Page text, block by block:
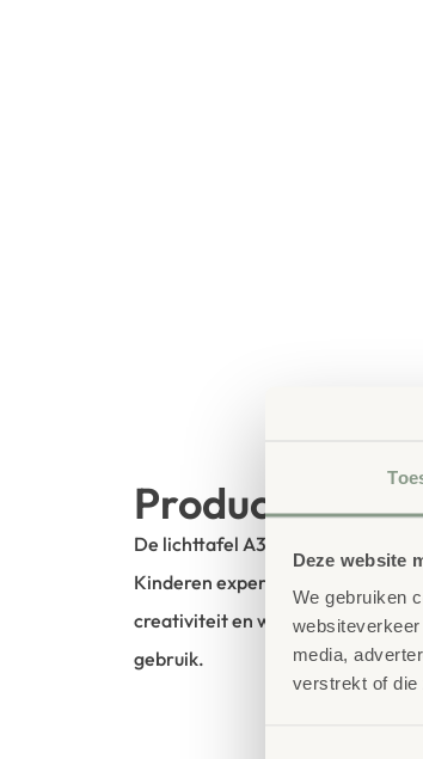
Deze website
We gebruiken
media,
verstrekt of die
De lichttafel A3 is een waardevol
Kinderen experimenteren met
creativiteit en
gebruik.